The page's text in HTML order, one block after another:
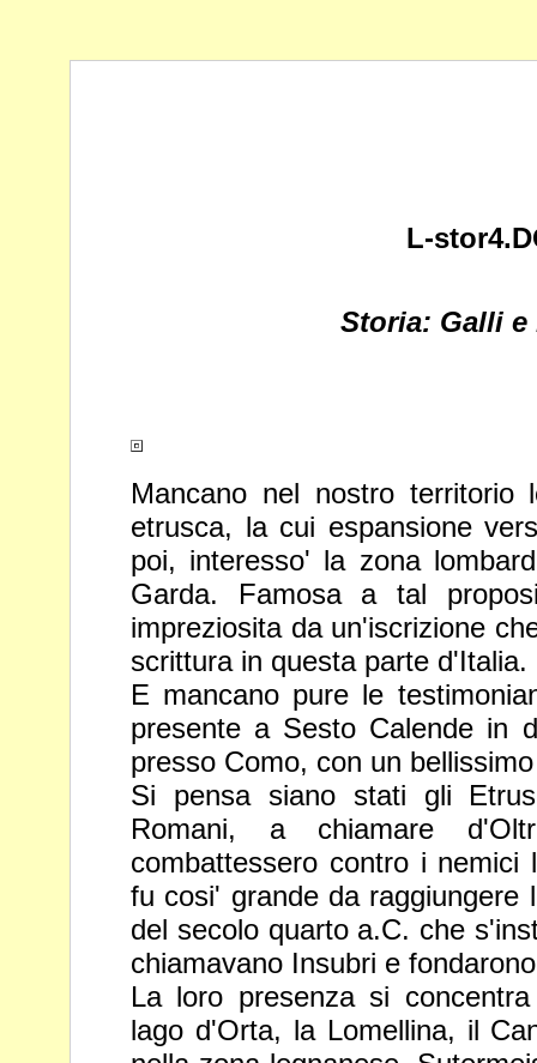
L-
Storia: Galli e
Mancano nel nostro territorio
etrusca, la cui espansione
poi, interesso' la zona
Garda. Famosa a tal
impreziosita da un'iscrizione
scrittura in questa parte d'Italia.
E mancano pure le
presente a Sesto Calende in
presso Como, con un
Si pensa siano stati gli
Romani, a chiamare
combattessero contro i
fu cosi' grande da
del secolo quarto a.C. che
chiamavano Insubri e
La loro presenza si
lago d'Orta, la Lomellina, il